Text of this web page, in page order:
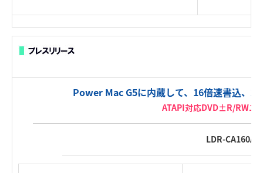
Power Mac G5に内蔵して、16倍速書込、2
ATAPI対応DVD±R/RWユ
LDR-